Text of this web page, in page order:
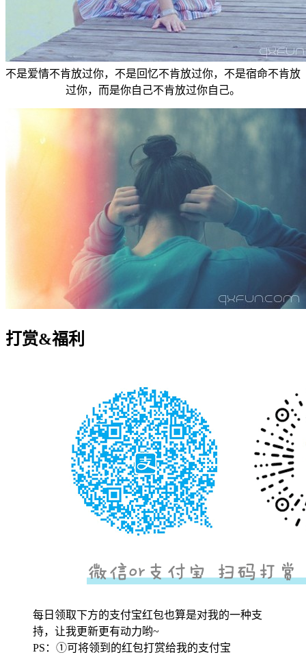
不是爱情不肯放过你，不是回忆不肯放过你，不是宿命不肯放
过你，而是你自己不肯放过你自己。
打赏&福利
每日领取下方的支付宝红包也算是对我的一种支
持，让我更新更有动力哟~
PS：①可将领到的红包打赏给我的支付宝